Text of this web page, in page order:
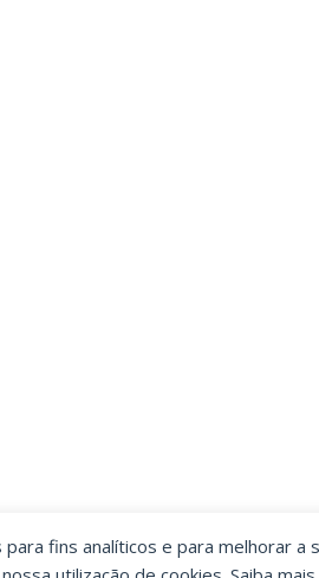
fins analíticos e para melhorar a